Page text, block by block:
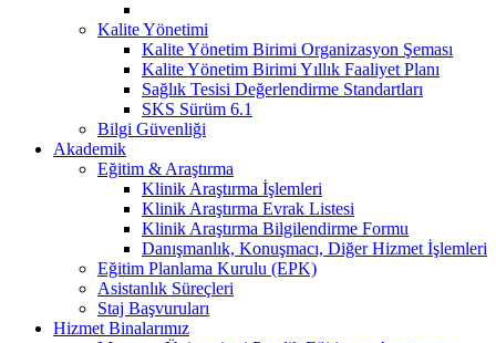
Kalite Yönetimi
Kalite Yönetim Birimi Organizasyon Şeması
Kalite Yönetim Birimi Yıllık Faaliyet Planı
Sağlık Tesisi Değerlendirme Standartları
SKS Sürüm 6.1
Bilgi Güvenliği
Akademik
Eğitim & Araştırma
Klinik Araştırma İşlemleri
Klinik Araştırma Evrak Listesi
Klinik Araştırma Bilgilendirme Formu
Danışmanlık, Konuşmacı, Diğer Hizmet İşlemleri
Eğitim Planlama Kurulu (EPK)
Asistanlık Süreçleri
Staj Başvuruları
Hizmet Binalarımız